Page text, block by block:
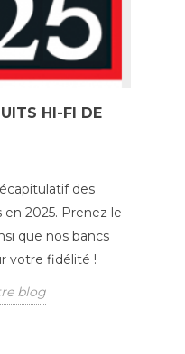
HI-FI DE
des
2025. Prenez le
que nos bancs
votre fidélité !
blog